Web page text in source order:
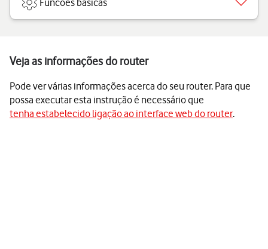
Funcões básicas
Veja as informações do router
Pode ver várias informações acerca do seu router. Para que
possa executar esta instrução é necessário que
tenha estabelecido ligação ao interface web do router.